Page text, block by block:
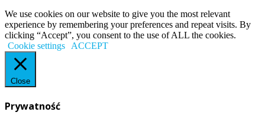
We use cookies on our website to give you the most relevant
experience by remembering your preferences and repeat visits. By
clicking “Accept”, you consent to the use of ALL the cookies.
Cookie settings
ACCEPT
Close
Prywatność